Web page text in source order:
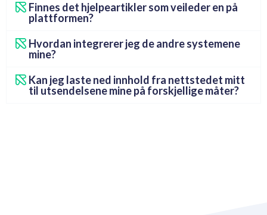
Finnes det hjelpeartikler som veileder en på
plattformen?
Hvordan integrerer jeg de andre systemene
mine?
Kan jeg laste ned innhold fra nettstedet mitt
til utsendelsene mine på forskjellige måter?